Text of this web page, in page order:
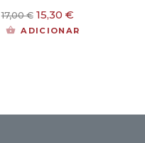
17,00€ O
preço
15,30 €O
preço
ADICIONAR